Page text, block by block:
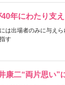
年にわたり支
は出場者のみに与え
す
康二“両片思い”